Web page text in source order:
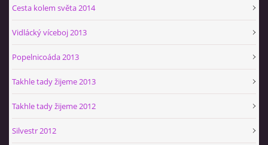
Cesta kolem světa 2014
Vidlácký víceboj 2013
Popelnicoáda 2013
Takhle tady žijeme 2013
Takhle tady žijeme 2012
Silvestr 2012